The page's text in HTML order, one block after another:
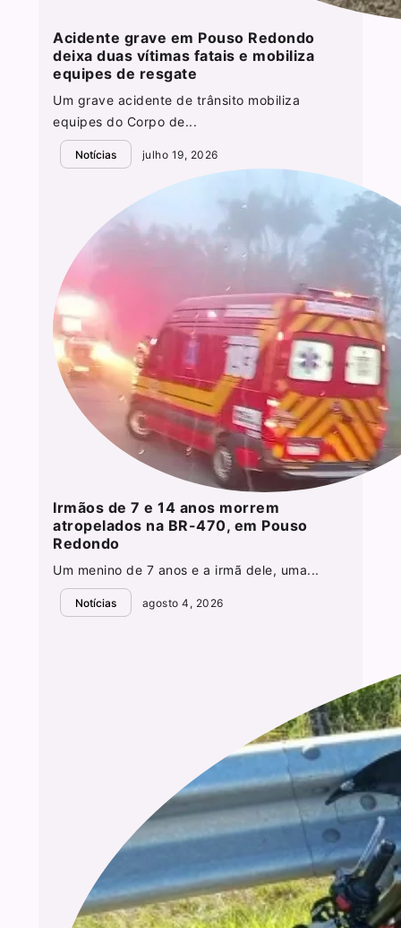
Acidente grave em Pouso Redondo
deixa duas vítimas fatais e mobiliza
equipes de resgate
Um grave acidente de trânsito mobiliza
equipes do Corpo de...
Notícias julho 19, 2026
Irmãos de 7 e 14 anos morrem
atropelados na BR-470, em Pouso
Redondo
Um menino de 7 anos e a irmã dele, uma...
Notícias agosto 4, 2026